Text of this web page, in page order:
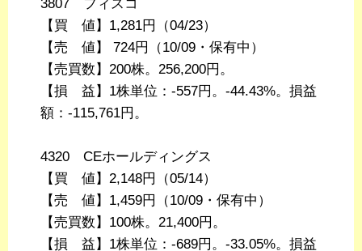
3807 フィスコ
【買 値】1,281円（04/23）
【売 値】 724円（10/09・保有中）
【売買数】200株。256,200円。
【損 益】1株単位：-557円。-44.43%。損益
額：-115,761円。
4320 CEホールディングス
【買 値】2,148円（05/14）
【売 値】1,459円（10/09・保有中）
【売買数】100株。21,400円。
【損 益】1株単位：-689円。-33.05%。損益